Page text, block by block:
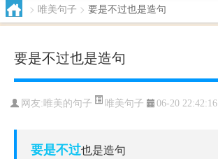
> 唯美句子 > 要是不过也是造句
要是不过也是造句
网友: 唯美的句子 唯美句子 06-20 22:42:16
要是不过也是造句